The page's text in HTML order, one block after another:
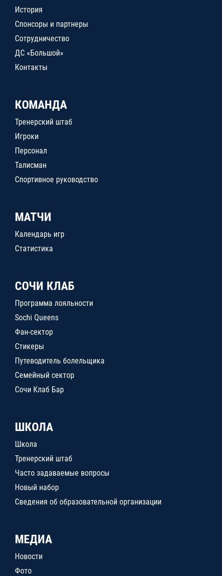
История
Спонсоры и партнеры
Сотрудничество
ДС «Большой»
Контакты
КОМАНДА
Тренерский штаб
Игроки
Персонал
Талисман
Спортивное руководство
МАТЧИ
Календарь игр
Статистика
СОЧИ КЛАБ
Программа лояльности
Sochi Queens
Фан-сектор
Стикеры
Путеводитель болельщика
Семейный сектор
Сочи Клаб Бар
ШКОЛА
Школа
Тренерский штаб
Часто задаваемые вопросы
Новый набор
Сведения об образовательной организации
МЕДИА
Новости
Фото